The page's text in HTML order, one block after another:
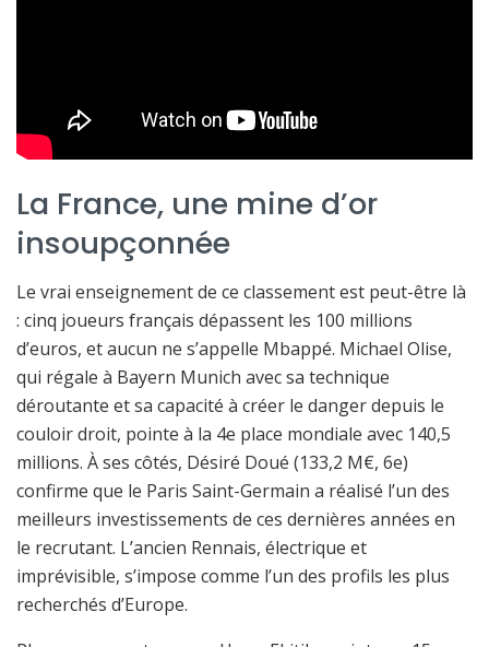
La France, une mine d’or
insoupçonnée
Le vrai enseignement de ce classement est peut-être là
: cinq joueurs français dépassent les 100 millions
d’euros, et aucun ne s’appelle Mbappé. Michael Olise,
qui régale à Bayern Munich avec sa technique
déroutante et sa capacité à créer le danger depuis le
couloir droit, pointe à la 4e place mondiale avec 140,5
millions. À ses côtés, Désiré Doué (133,2 M€, 6e)
confirme que le Paris Saint-Germain a réalisé l’un des
meilleurs investissements de ces dernières années en
le recrutant. L’ancien Rennais, électrique et
imprévisible, s’impose comme l’un des profils les plus
recherchés d’Europe.